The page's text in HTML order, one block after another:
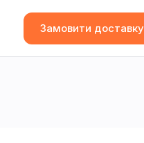
Замовити доставку